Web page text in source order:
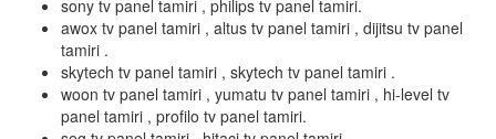
sony tv panel tamiri , philips tv panel tamiri.
awox tv panel tamiri , altus tv panel tamiri , dijitsu tv panel
tamiri .
skytech tv panel tamiri , skytech tv panel tamiri .
woon tv panel tamiri , yumatu tv panel tamiri , hi-level tv
panel tamiri , profilo tv panel tamiri.